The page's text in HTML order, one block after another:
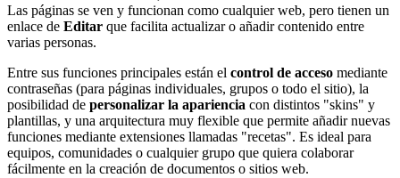
Las páginas se ven y funcionan como cualquier web, pero tienen un
enlace de Editar que facilita actualizar o añadir contenido entre
varias personas.
Entre sus funciones principales están el control de acceso mediante
contraseñas (para páginas individuales, grupos o todo el sitio), la
posibilidad de personalizar la apariencia con distintos "skins" y
plantillas, y una arquitectura muy flexible que permite añadir nuevas
funciones mediante extensiones llamadas "recetas". Es ideal para
equipos, comunidades o cualquier grupo que quiera colaborar
fácilmente en la creación de documentos o sitios web.